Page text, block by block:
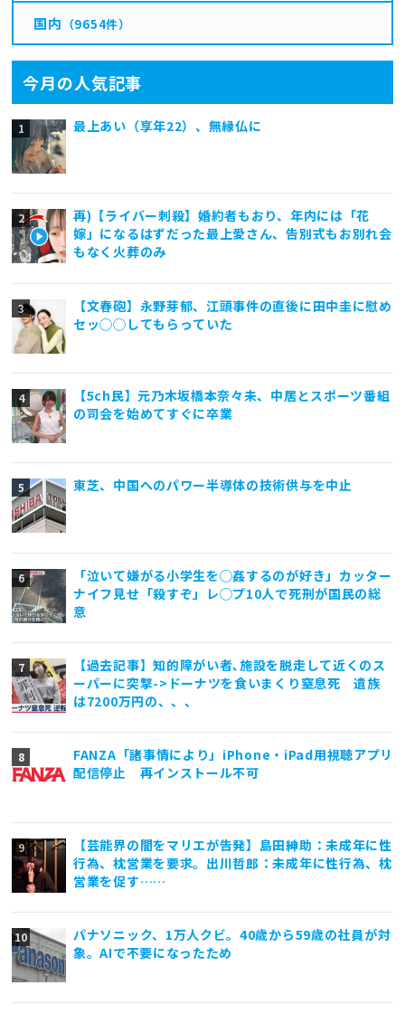
国内 （9654件）
今月の人気記事
最上あい（享年22）、無縁仏に
再)【ライバー刺殺】婚約者もおり、年内には「花
嫁」になるはずだった最上愛さん、告別式もお別れ会
もなく火葬のみ
【文春砲】永野芽郁、江頭事件の直後に田中圭に慰め
セッ◯◯してもらっていた
【5ch民】元乃木坂橋本奈々未、中居とスポーツ番組
の司会を始めてすぐに卒業
東芝、中国へのパワー半導体の技術供与を中止
「泣いて嫌がる小学生を◯姦するのが好き」カッター
ナイフ見せ「殺すぞ」レ◯プ10人で死刑が国民の総
意
【過去記事】知的障がい者､施設を脱走して近くのス
ーパーに突撃->ドーナツを食いまくり窒息死 遺族
は7200万円の、、、
FANZA「諸事情により」iPhone・iPad用視聴アプリ
配信停止 再インストール不可
【芸能界の闇をマリエが告発】島田紳助：未成年に性
行為、枕営業を要求。出川哲郎：未成年に性行為、枕
営業を促す……
パナソニック、1万人クビ。40歳から59歳の社員が対
象。AIで不要になったため